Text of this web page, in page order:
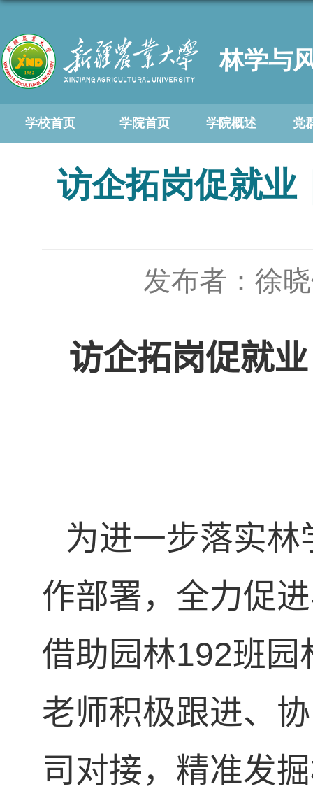
林学与
学校首页 学院首页 学院概述 党
访企拓岗促就业
发布者：徐
访企拓岗促就
为进一步落实林
作部署，全力促
借助园林192班园
老师积极跟进、
司对接，精准发